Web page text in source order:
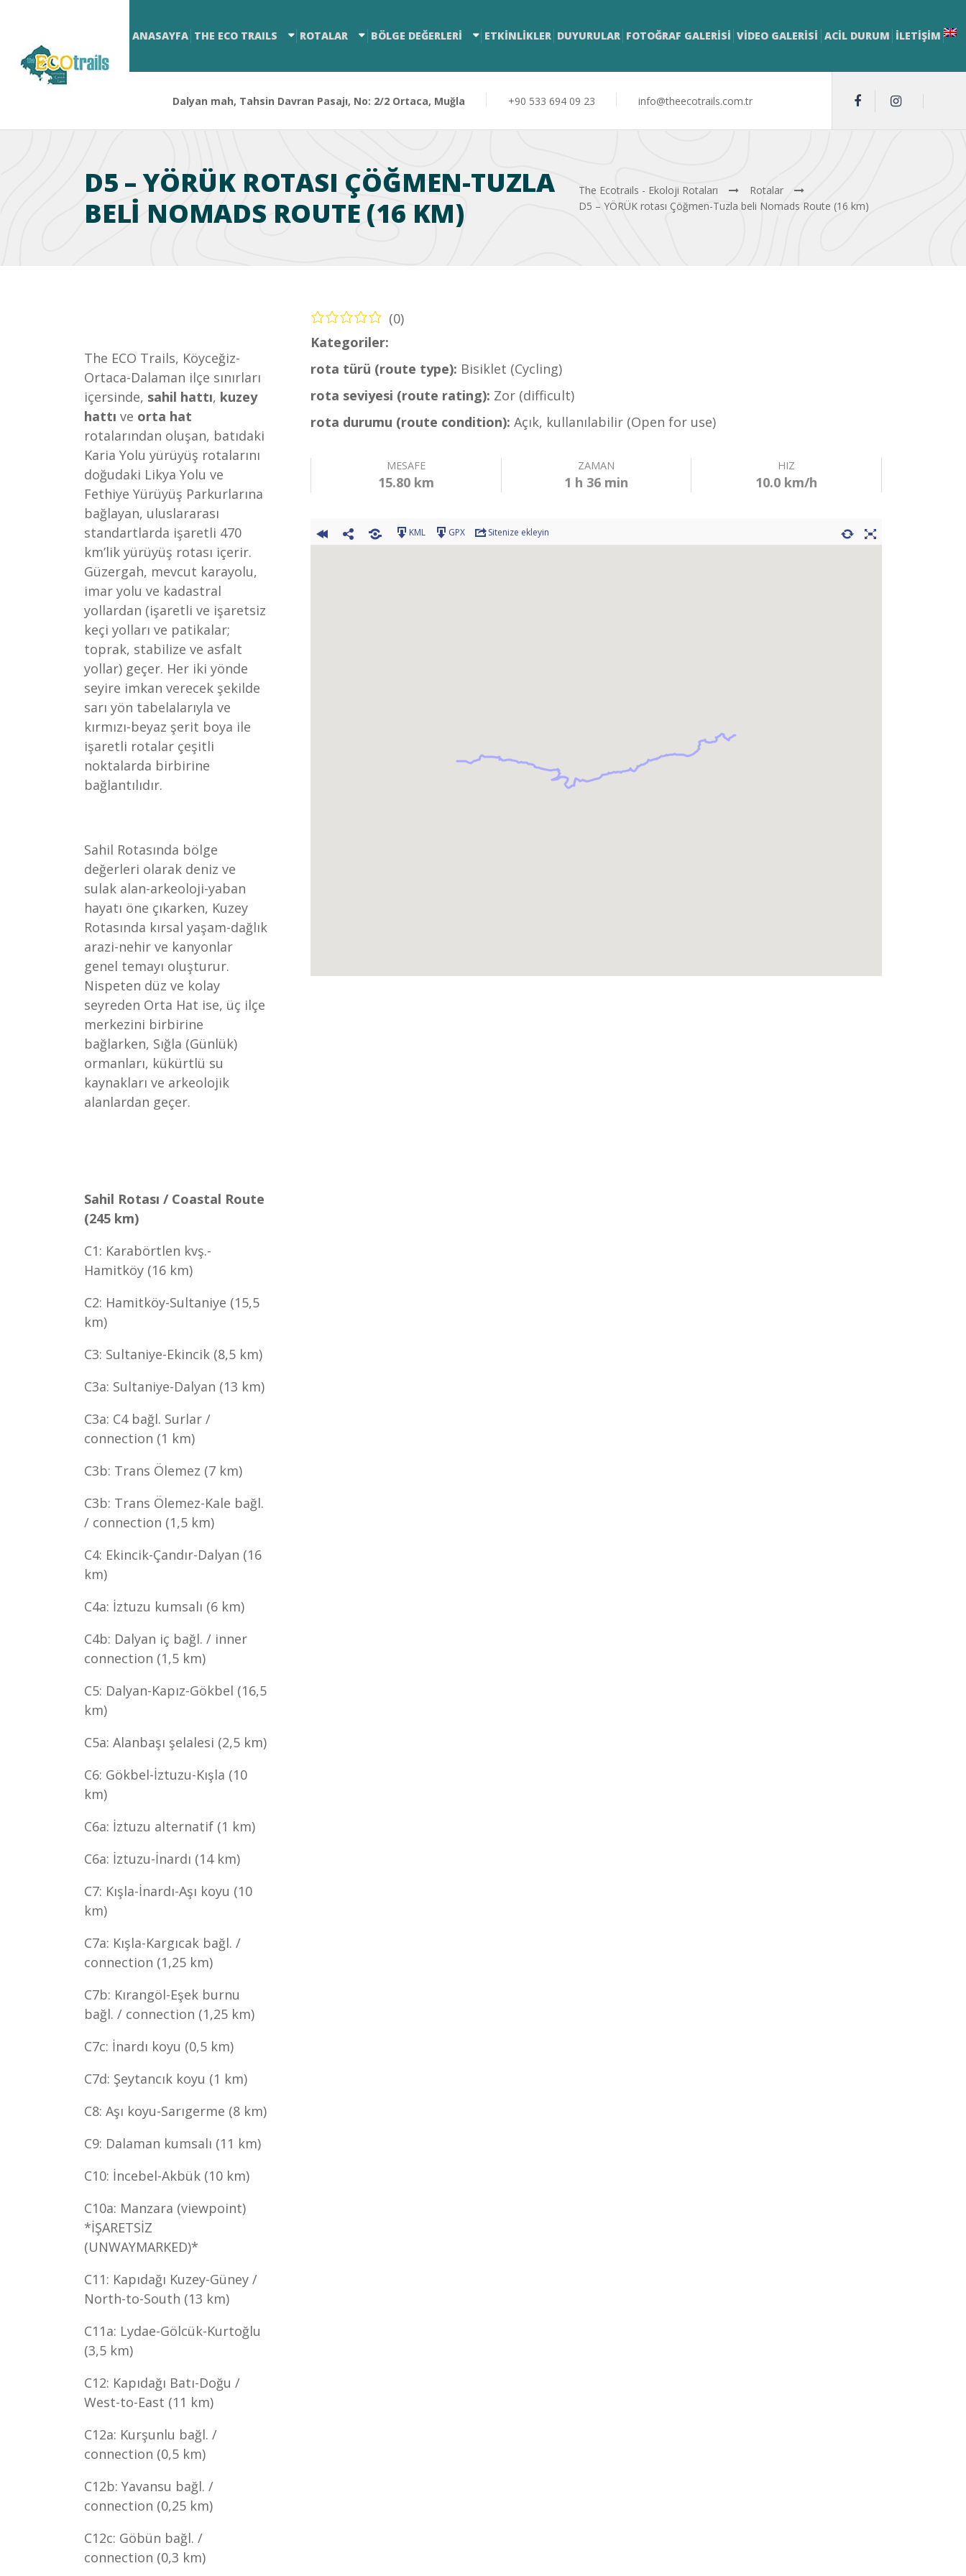
ANASAYFA THE ECO TRAILS ROTALAR BÖLGE DEĞERLERİ ETKİNLİKLER DUYURULAR FOTOĞRAF GALERİSİ VİDEO GALERİSİ ACİL DURUM İLETIŞIM
Dalyan mah, Tahsin Davran Pasajı, No: 2/2 Ortaca, Muğla +90 533 694 09 23 info@theecotrails.com.tr
D5 – YÖRÜK ROTASI ÇÖĞMEN-TUZLA
BELI NOMADS ROUTE (16 KM)
The Ecotrails - Ekoloji Rotaları
Rotalar
D5 – YÖRÜK rotası Çöğmen-Tuzla beli Nomads Route (16 km)
(0)
Kategoriler:
rota türü (route type): Bisiklet (Cycling)
rota seviyesi (route rating): Zor (difficult)
rota durumu (route condition): Açık, kullanılabilir (Open for use)
MESAFE
15.80 km
ZAMAN
1 h 36 min
HIZ
10.0 km/h
KML GPX Sitenize ekleyin
The ECO Trails, Köyceğiz-
Ortaca-Dalaman ilçe sınırları
içersinde, sahil hattı, kuzey
hattı ve orta hat
rotalarından oluşan, batıdaki
Karia Yolu yürüyüş rotalarını
doğudaki Likya Yolu ve
Fethiye Yürüyüş Parkurlarına
bağlayan, uluslararası
standartlarda işaretli 470
km’lik yürüyüş rotası içerir.
Güzergah, mevcut karayolu,
imar yolu ve kadastral
yollardan (işaretli ve işaretsiz
keçi yolları ve patikalar;
toprak, stabilize ve asfalt
yollar) geçer. Her iki yönde
seyire imkan verecek şekilde
sarı yön tabelalarıyla ve
kırmızı-beyaz şerit boya ile
işaretli rotalar çeşitli
noktalarda birbirine
bağlantılıdır.
Sahil Rotasında bölge
değerleri olarak deniz ve
sulak alan-arkeoloji-yaban
hayatı öne çıkarken, Kuzey
Rotasında kırsal yaşam-dağlık
arazi-nehir ve kanyonlar
genel temayı oluşturur.
Nispeten düz ve kolay
seyreden Orta Hat ise, üç ilçe
merkezini birbirine
bağlarken, Sığla (Günlük)
ormanları, kükürtlü su
kaynakları ve arkeolojik
alanlardan geçer.
Sahil Rotası / Coastal Route
(245 km)
C1: Karabörtlen kvş.-
Hamitköy (16 km)
C2: Hamitköy-Sultaniye (15,5
km)
C3: Sultaniye-Ekincik (8,5 km)
C3a: Sultaniye-Dalyan (13 km)
C3a: C4 bağl. Surlar /
connection (1 km)
C3b: Trans Ölemez (7 km)
C3b: Trans Ölemez-Kale bağl.
/ connection (1,5 km)
C4: Ekincik-Çandır-Dalyan (16
km)
C4a: İztuzu kumsalı (6 km)
C4b: Dalyan iç bağl. / inner
connection (1,5 km)
C5: Dalyan-Kapız-Gökbel (16,5
km)
C5a: Alanbaşı şelalesi (2,5 km)
C6: Gökbel-İztuzu-Kışla (10
km)
C6a: İztuzu alternatif (1 km)
C6a: İztuzu-İnardı (14 km)
C7: Kışla-İnardı-Aşı koyu (10
km)
C7a: Kışla-Kargıcak bağl. /
connection (1,25 km)
C7b: Kırangöl-Eşek burnu
bağl. / connection (1,25 km)
C7c: İnardı koyu (0,5 km)
C7d: Şeytancık koyu (1 km)
C8: Aşı koyu-Sarıgerme (8 km)
C9: Dalaman kumsalı (11 km)
C10: İncebel-Akbük (10 km)
C10a: Manzara (viewpoint)
*İŞARETSİZ
(UNWAYMARKED)*
C11: Kapıdağı Kuzey-Güney /
North-to-South (13 km)
C11a: Lydae-Gölcük-Kurtoğlu
(3,5 km)
C12: Kapıdağı Batı-Doğu /
West-to-East (11 km)
C12a: Kurşunlu bağl. /
connection (0,5 km)
C12b: Yavansu bağl. /
connection (0,25 km)
C12c: Göbün bağl. /
connection (0,3 km)